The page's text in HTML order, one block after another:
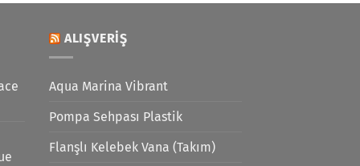
ALIŞVERIŞ
Aqua Marina Vibrant
Pompa Sehpası Plastik
Flanşlı Kelebek Vana (Takım)